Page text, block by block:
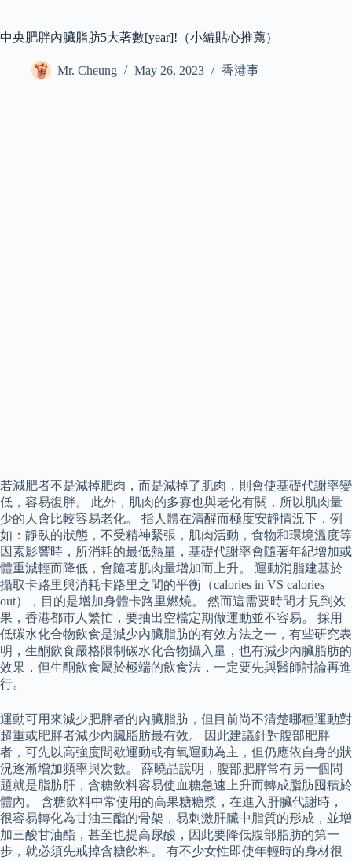
中央肥胖內臟脂肪5大著數[year]!（小編貼心推薦）
Mr. Cheung May 26, 2023 香港事
若減肥者不是減掉肥肉，而是減掉了肌肉，則會使基礎代謝率變
低，容易復胖。 此外，肌肉的多寡也與老化有關，所以肌肉量
少的人會比較容易老化。 指人體在清醒而極度安靜情況下，例
如：靜臥的狀態，不受精神緊張，肌肉活動，食物和環境溫度等
因素影響時，所消耗的最低熱量，基礎代謝率會隨著年紀增加或
體重減輕而降低，會隨著肌肉量增加而上升。 運動消脂建基於
攝取卡路里與消耗卡路里之間的平衡（calories in VS calories
out），目的是增加身體卡路里燃燒。 然而這需要時間才見到效
果，香港都市人繁忙，要抽出空檔定期做運動並不容易。 採用
低碳水化合物飲食是減少內臟脂肪的有效方法之一，有些研究表
明，生酮飲食嚴格限制碳水化合物攝入量，也有減少內臟脂肪的
效果，但生酮飲食屬於極端的飲食法，一定要先與醫師討論再進
行。
運動可用來減少肥胖者的內臟脂肪，但目前尚不清楚哪種運動對
超重或肥胖者減少內臟脂肪最有效。 因此建議針對腹部肥胖
者，可先以高強度間歇運動或有氧運動為主，但仍應依自身的狀
況逐漸增加頻率與次數。 薛曉晶說明，腹部肥胖常有另一個問
題就是脂肪肝，含糖飲料容易使血糖急速上升而轉成脂肪囤積於
體內。 含糖飲料中常使用的高果糖糖漿，在進入肝臟代謝時，
很容易轉化為甘油三酯的骨架，易刺激肝臟中脂質的形成，並增
加三酸甘油酯，甚至也提高尿酸，因此要降低腹部脂肪的第一
步，就必須先戒掉含糖飲料。 有不少女性即使年輕時的身材很